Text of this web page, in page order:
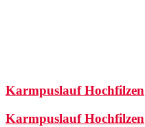
Karmpuslauf Hochfilzen
Karmpuslauf Hochfilzen